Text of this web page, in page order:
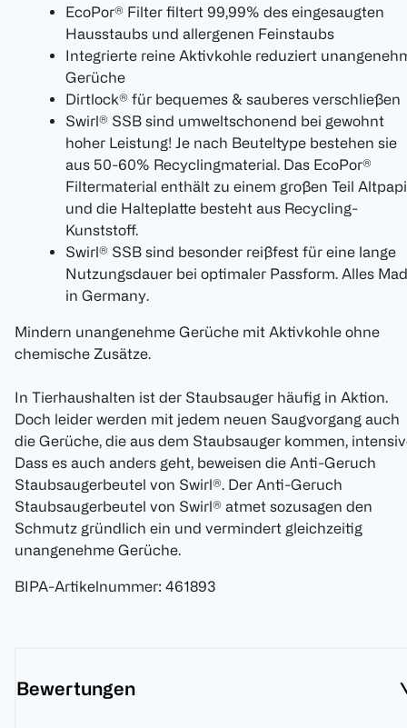
EcoPor® Filter filtert 99,99% des eingesaugten
Hausstaubs und allergenen Feinstaubs
Integrierte reine Aktivkohle reduziert
Gerüche
Dirtlock® für bequemes & sauberes verschließen
Swirl® SSB sind umweltschonend bei gewohnt
hoher Leistung! Je nach Beuteltype bestehen sie
aus 50-60% Recyclingmaterial. Das EcoPor®
Filtermaterial enthält zu einem großen Teil
und die Halteplatte besteht aus Recycling-
Kunststoff.
Swirl® SSB sind besonder reißfest für eine lange
Nutzungsdauer bei optimaler Passform. Alles
in Germany.
Mindern unangenehme Gerüche mit Aktivkohle ohne
chemische Zusätze.
In Tierhaushalten ist der Staubsauger häufig in Aktion.
Doch leider werden mit jedem neuen Saugvorgang auch
die Gerüche, die aus dem Staubsauger kommen,
Dass es auch anders geht, beweisen die Anti-Geruch
Staubsaugerbeutel von Swirl®. Der Anti-Geruch
Staubsaugerbeutel von Swirl® atmet sozusagen den
Schmutz gründlich ein und vermindert gleichzeitig
unangenehme Gerüche.
BIPA-Artikelnummer: 461893
Bewertungen